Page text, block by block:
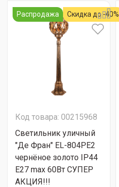
Распродажа Скидка до -40%
Код товара: 00215968
Светильник уличный
"Де Фран" EL-804PE2
чернёное золото IP44
E27 max 60Вт СУПЕР
АКЦИЯ!!!